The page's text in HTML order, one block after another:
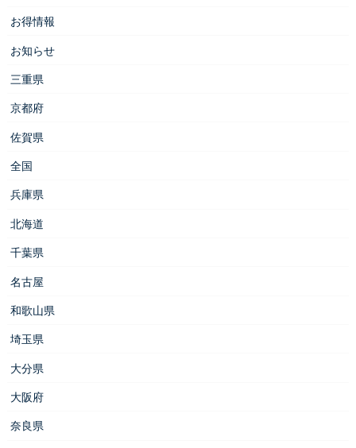
お得情報
お知らせ
三重県
京都府
佐賀県
全国
兵庫県
北海道
千葉県
名古屋
和歌山県
埼玉県
大分県
大阪府
奈良県